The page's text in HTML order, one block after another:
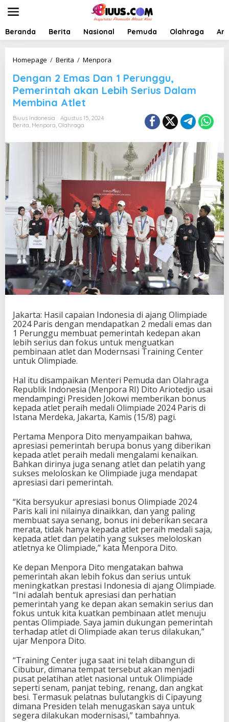
t
Beranda Berita Nasional Pemuda Olahraga
Homepage / Berita / Menpora
n
g
a
a
a
n
1
P
e
r
u
n
g
g
u
,
r
i
n
t
a
k
a
n
L
e
i
h
S
e
r
i
s
D
a
l
a
m
e
m
b
i
n
a
A
t
t
Dengan 2 Emas Dan 1 Perunggu,
Pemerintah akan Lebih Serius Dalam
Membina Atlet
Biuus Indonesia
Agustus 15, 2024
Berita, Menpora, Olahraga
Jakarta: Hasil capaian Indonesia di ajang Olimpiade
2024 Paris dengan mendapatkan 2 medali emas dan
1 Perunggu membuat pemerintah kedepan akan
lebih serius dan fokus untuk menguatkan
pembinaan atlet dan Modernsasi Training Center
untuk Olimpiade.
Hal itu disampaikan Menteri Pemuda dan Olahraga
Republik Indonesia (Menpora RI) Dito Ariotedjo usai
mendampingi Presiden Jokowi memberikan bonus
kepada atlet peraih medali Olimpiade 2024 Paris di
Istana Merdeka, Jakarta, Kamis (15/8) pagi.
Pertama Menpora Dito menyampaikan bahwa,
apresiasi pemerintah berupa bonus yang diberikan
kepada atlet peraih medali mengalami kenaikan.
Bahkan dirinya juga senang atlet dan pelatih yang
sukses meloloskan ke Olimpiade juga mendapat
apresiasi dari pemerintah.
“Kita bersyukur apresiasi bonus Olimpiade 2024
Paris kali ini nilainya dinaikkan, dan yang paling
membuat saya senang, bonus ini deberikan secara
merata, tidak hanya kepada atlet peraih medali saja,
kepada atlet dan pelatih yang sukses meloloskan
atletnya ke Olimpiade,” kata Menpora Dito.
Ke depan Menpora Dito mengatakan bahwa
pemerintah akan lebih fokus dan serius untuk
meningkatkan prestasi Indonesia di ajang Olimpiade.
“Ini adalah bentuk apresiasi dan perhatian
pemerintah yang ke depan akan semakin serius dan
fokus untuk kita kuatkan pembinaan atlet menuju
pentas Olimpiade. Saya jamin dukungan pemerintah
terhadap atlet di Olimpiade akan terus dilakukan,”
ujar Menpora Dito.
“Training Center juga saat ini telah dibangun di
Cibubur, dimana tempat tersebut akan menjadi
pusat pelatihan atlet nasional untuk Olimpiade
seperti senam, panjat tebing, renang, dan angkat
besi. Termasuk pelatnas bulutangkis di Cipayung
dimana Presiden telah menugaskan saya untuk
segera dilakukan modernisasi,” tambahnya.